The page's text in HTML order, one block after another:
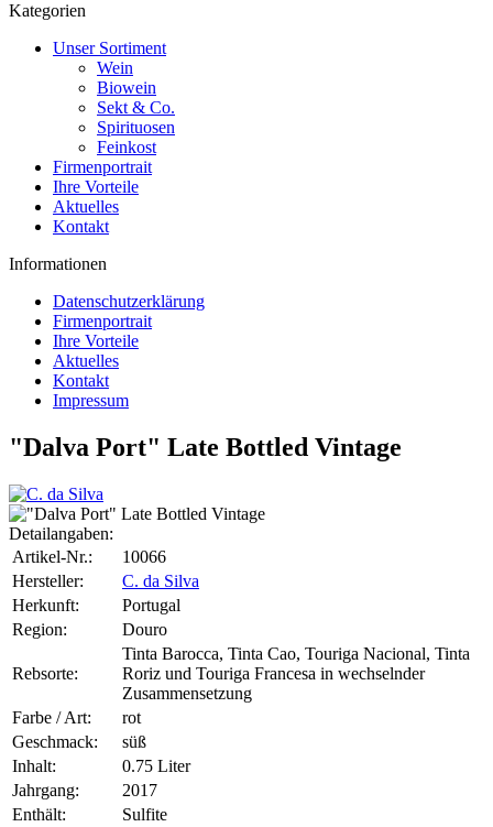
Kategorien
Unser Sortiment
Wein
Biowein
Sekt & Co.
Spirituosen
Feinkost
Firmenportrait
Ihre Vorteile
Aktuelles
Kontakt
Informationen
Datenschutzerklärung
Firmenportrait
Ihre Vorteile
Aktuelles
Kontakt
Impressum
"Dalva Port" Late Bottled Vintage
Detailangaben:
Artikel-Nr.:
10066
Hersteller:
C. da Silva
Herkunft:
Portugal
Region:
Douro
Rebsorte:
Tinta Barocca, Tinta Cao, Touriga Nacional, Tinta
Roriz und Touriga Francesa in wechselnder
Zusammensetzung
Farbe / Art:
rot
Geschmack:
süß
Inhalt:
0.75 Liter
Jahrgang:
2017
Enthält:
Sulfite